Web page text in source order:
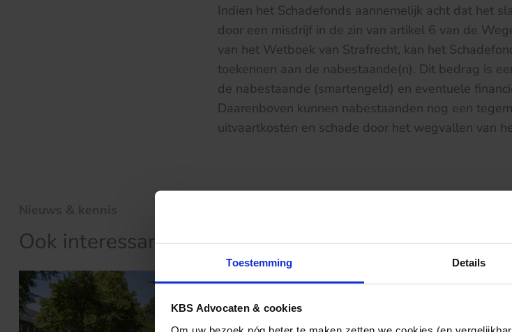
Toestemming Details
KBS Advocaten & cookies
Om uw bezoek nóg beter te maken zetten we cookies (en
Indien het Schadefonds aannemelijk acht dat het
door een misdrijf in de zin van artikel 6 van de
van het Wetboek van Strafrecht, kan het
toekennen aan de nabestaande(n). Dit bedrag is
de nabestaande (smartengeld) en eventuele
Daarenboven kunnen nabestaanden nog een
uitvaartkosten en schade door het wegvallen van
Nieuws & kennis
Ook interessant?